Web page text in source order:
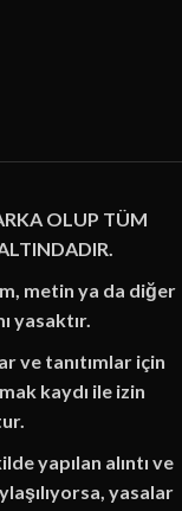
OLUP TÜM
metin ya da diğer
yasaktır.
ve tanıtımlar için
kaydı ile izin
yapılan alıntı ve
yasalar